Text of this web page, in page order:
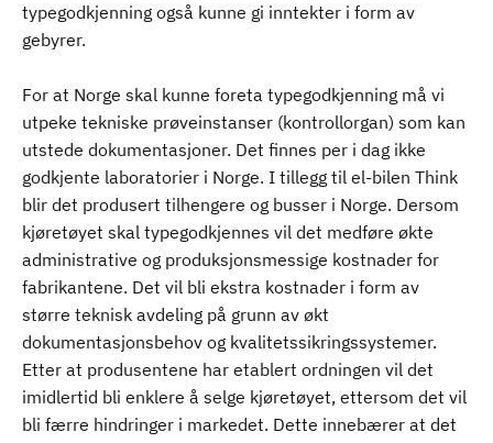
typegodkjenning også kunne gi inntekter i form av
gebyrer.
For at Norge skal kunne foreta typegodkjenning må vi
utpeke tekniske prøveinstanser (kontrollorgan) som kan
utstede dokumentasjoner. Det finnes per i dag ikke
godkjente laboratorier i Norge. I tillegg til el-bilen Think
blir det produsert tilhengere og busser i Norge. Dersom
kjøretøyet skal typegodkjennes vil det medføre økte
administrative og produksjonsmessige kostnader for
fabrikantene. Det vil bli ekstra kostnader i form av
større teknisk avdeling på grunn av økt
dokumentasjonsbehov og kvalitetssikringssystemer.
Etter at produsentene har etablert ordningen vil det
imidlertid bli enklere å selge kjøretøyet, ettersom det vil
bli færre hindringer i markedet. Dette innebærer at det